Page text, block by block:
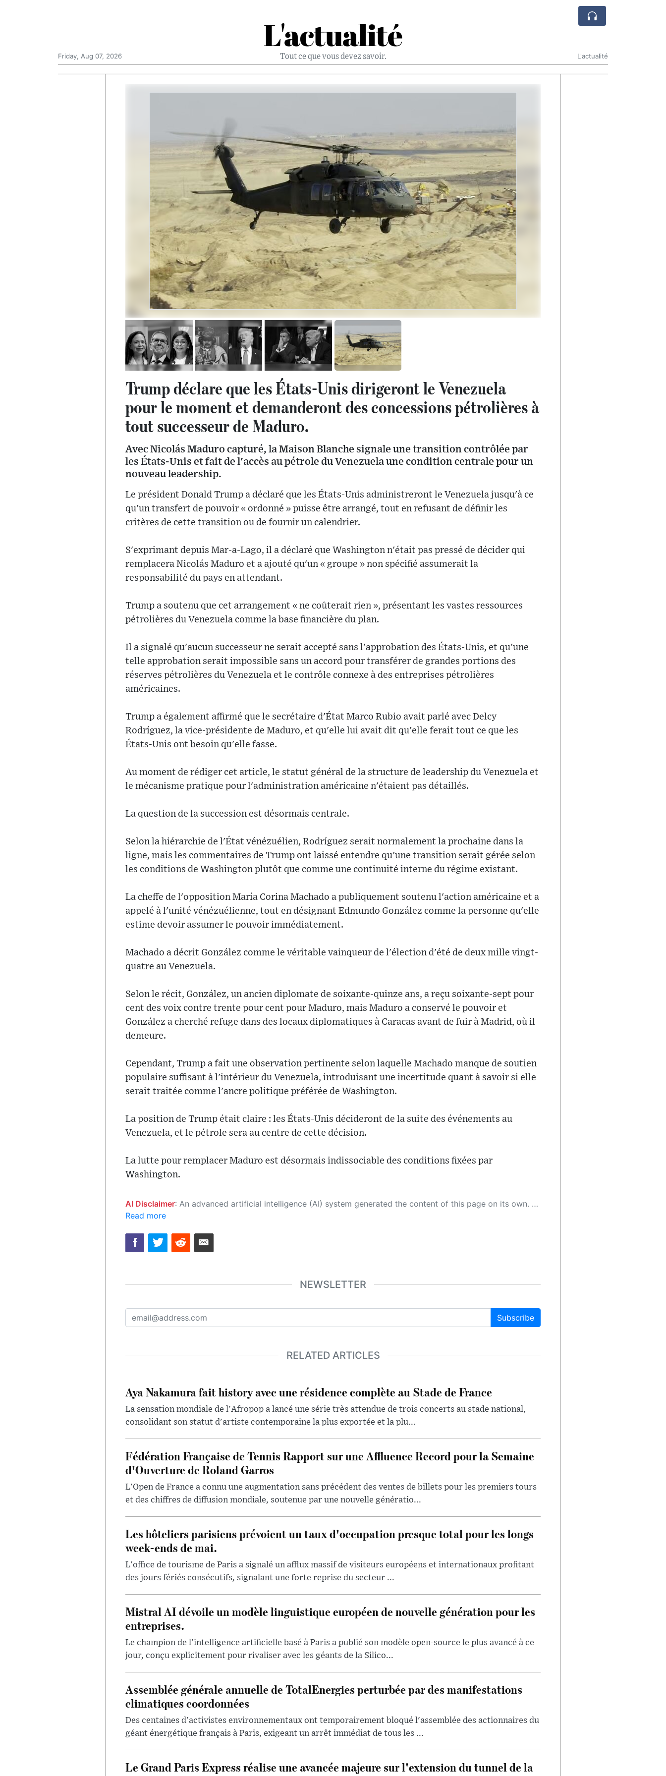
L'actualité
Tout ce que vous devez savoir.
Friday, Aug 07, 2026 L'actualité
Trump déclare que les États-Unis dirigeront le Venezuela
pour le moment et demanderont des concessions pétrolières à
tout successeur de Maduro.
Avec Nicolás Maduro capturé, la Maison Blanche signale une transition contrôlée par
les États-Unis et fait de l'accès au pétrole du Venezuela une condition centrale pour un
nouveau leadership.
Le président Donald Trump a déclaré que les États-Unis administreront le Venezuela jusqu'à ce
qu'un transfert de pouvoir « ordonné » puisse être arrangé, tout en refusant de définir les
critères de cette transition ou de fournir un calendrier.
S'exprimant depuis Mar-a-Lago, il a déclaré que Washington n'était pas pressé de décider qui
remplacera Nicolás Maduro et a ajouté qu'un « groupe » non spécifié assumerait la
responsabilité du pays en attendant.
Trump a soutenu que cet arrangement « ne coûterait rien », présentant les vastes ressources
pétrolières du Venezuela comme la base financière du plan.
Il a signalé qu'aucun successeur ne serait accepté sans l'approbation des États-Unis, et qu'une
telle approbation serait impossible sans un accord pour transférer de grandes portions des
réserves pétrolières du Venezuela et le contrôle connexe à des entreprises pétrolières
américaines.
Trump a également affirmé que le secrétaire d'État Marco Rubio avait parlé avec Delcy
Rodríguez, la vice-présidente de Maduro, et qu'elle lui avait dit qu'elle ferait tout ce que les
États-Unis ont besoin qu'elle fasse.
Au moment de rédiger cet article, le statut général de la structure de leadership du Venezuela et
le mécanisme pratique pour l'administration américaine n'étaient pas détaillés.
La question de la succession est désormais centrale.
Selon la hiérarchie de l'État vénézuélien, Rodríguez serait normalement la prochaine dans la
ligne, mais les commentaires de Trump ont laissé entendre qu'une transition serait gérée selon
les conditions de Washington plutôt que comme une continuité interne du régime existant.
La cheffe de l'opposition María Corina Machado a publiquement soutenu l'action américaine et a
appelé à l'unité vénézuélienne, tout en désignant Edmundo González comme la personne qu'elle
estime devoir assumer le pouvoir immédiatement.
Machado a décrit González comme le véritable vainqueur de l'élection d'été de deux mille vingt-
quatre au Venezuela.
Selon le récit, González, un ancien diplomate de soixante-quinze ans, a reçu soixante-sept pour
cent des voix contre trente pour cent pour Maduro, mais Maduro a conservé le pouvoir et
González a cherché refuge dans des locaux diplomatiques à Caracas avant de fuir à Madrid, où il
demeure.
Cependant, Trump a fait une observation pertinente selon laquelle Machado manque de soutien
populaire suffisant à l'intérieur du Venezuela, introduisant une incertitude quant à savoir si elle
serait traitée comme l'ancre politique préférée de Washington.
La position de Trump était claire : les États-Unis décideront de la suite des événements au
Venezuela, et le pétrole sera au centre de cette décision.
La lutte pour remplacer Maduro est désormais indissociable des conditions fixées par
Washington.
AI Disclaimer: An advanced artificial intelligence (AI) system generated the content of this page on its own. This innovative technology conducts extensive research from a variety of reliable sources, performs rigorous fact-checking and verification, cleans up and balances biased or manipulated content, and presents a minimal factual summary that is just enough yet essential for you to function as an informed and educated citizen. Please keep in mind, however, that this system is an evolving technology, and as a result, the article may contain accidental inaccuracies or errors. We urge you to help us improve our site by reporting any inaccuracies you find using the "
Read more
NEWSLETTER
Subscribe
RELATED ARTICLES
Aya Nakamura fait history avec une résidence complète au Stade de France
La sensation mondiale de l'Afropop a lancé une série très attendue de trois concerts au stade national,
consolidant son statut d'artiste contemporaine la plus exportée et la plu...
Fédération Française de Tennis Rapport sur une Affluence Record pour la Semaine
d'Ouverture de Roland Garros
L'Open de France a connu une augmentation sans précédent des ventes de billets pour les premiers tours
et des chiffres de diffusion mondiale, soutenue par une nouvelle génératio...
Les hôteliers parisiens prévoient un taux d'occupation presque total pour les longs
week-ends de mai.
L'office de tourisme de Paris a signalé un afflux massif de visiteurs européens et internationaux profitant
des jours fériés consécutifs, signalant une forte reprise du secteur ...
Mistral AI dévoile un modèle linguistique européen de nouvelle génération pour les
entreprises.
Le champion de l'intelligence artificielle basé à Paris a publié son modèle open-source le plus avancé à ce
jour, conçu explicitement pour rivaliser avec les géants de la Silico...
Assemblée générale annuelle de TotalEnergies perturbée par des manifestations
climatiques coordonnées
Des centaines d'activistes environnementaux ont temporairement bloqué l'assemblée des actionnaires du
géant énergétique français à Paris, exigeant un arrêt immédiat de tous les ...
Le Grand Paris Express réalise une avancée majeure sur l'extension du tunnel de la